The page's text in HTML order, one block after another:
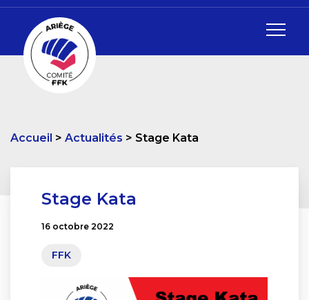
Accueil Actualités Stage Kata
Stage Kata
16 octobre 2022
FFK